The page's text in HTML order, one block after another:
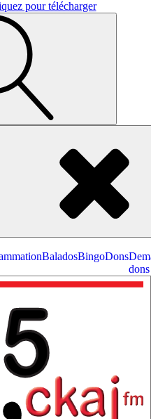
pour télécharger
BaladosBingoDons
dons